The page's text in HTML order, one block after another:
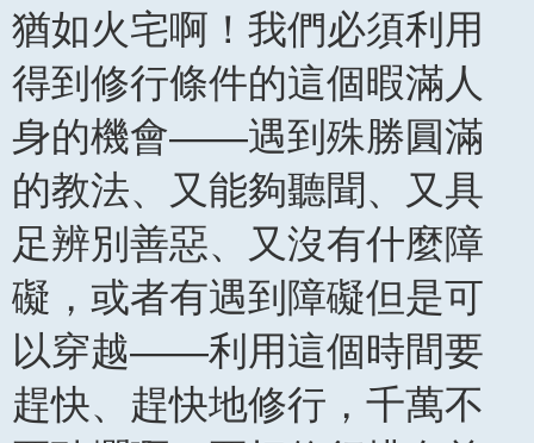
猶如火宅啊！我們必須利用
得到修行條件的這個暇滿人
身的機會——遇到殊勝圓滿
的教法、又能夠聽聞、又具
足辨別善惡、又沒有什麼障
礙，或者有遇到障礙但是可
以穿越——利用這個時間要
趕快、趕快地修行，千萬不